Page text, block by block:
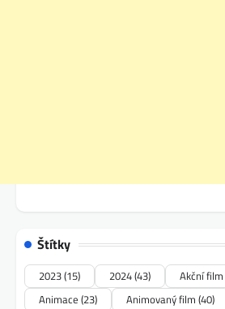
Štítky
2023(15) 2024(43) Akční film
Animace (23) Animovaný film (40)